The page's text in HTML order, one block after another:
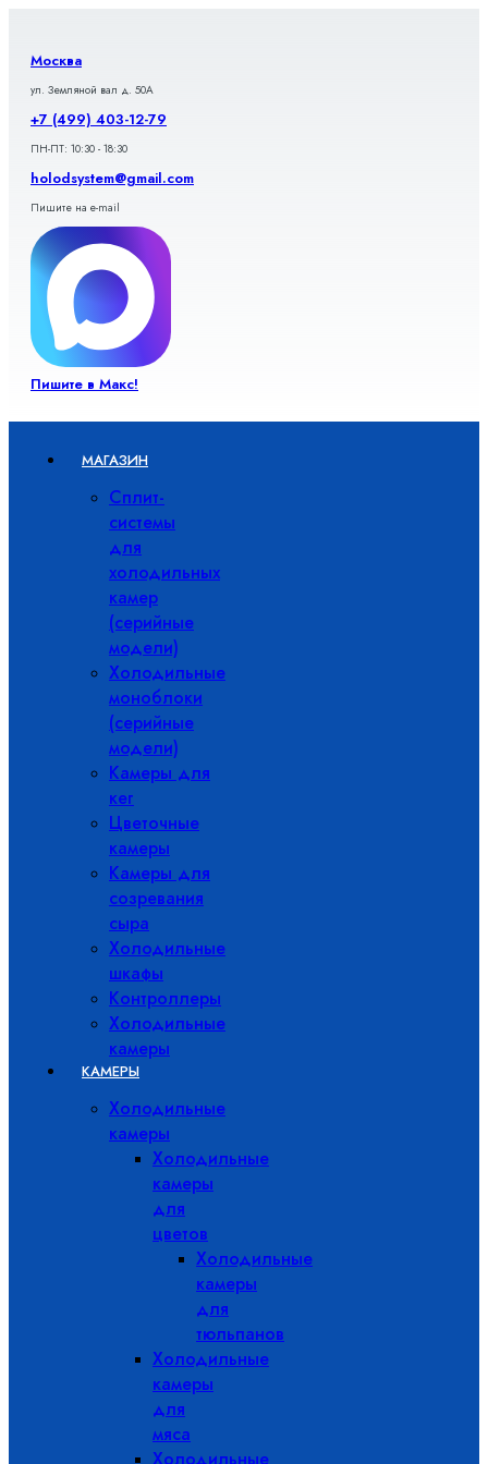
содержимому
Москва
ул. Земляной вал д. 50А
+7 (499) 403-12-79
ПН-ПТ: 10:30 - 18:30
holodsystem@gmail.com
Пишите на e-mail
Пишите в Макс!
МАГАЗИН
Сплит-
системы
для
холодильных
камер
(серийные
модели)
Холодильные
моноблоки
(серийные
модели)
Камеры для
кег
Цветочные
камеры
Камеры для
созревания
сыра
Холодильные
шкафы
Контроллеры
Холодильные
камеры
КАМЕРЫ
Холодильные
камеры
Холодильные
камеры
для
цветов
Холодильные
камеры
для
тюльпанов
Холодильные
камеры
для
мяса